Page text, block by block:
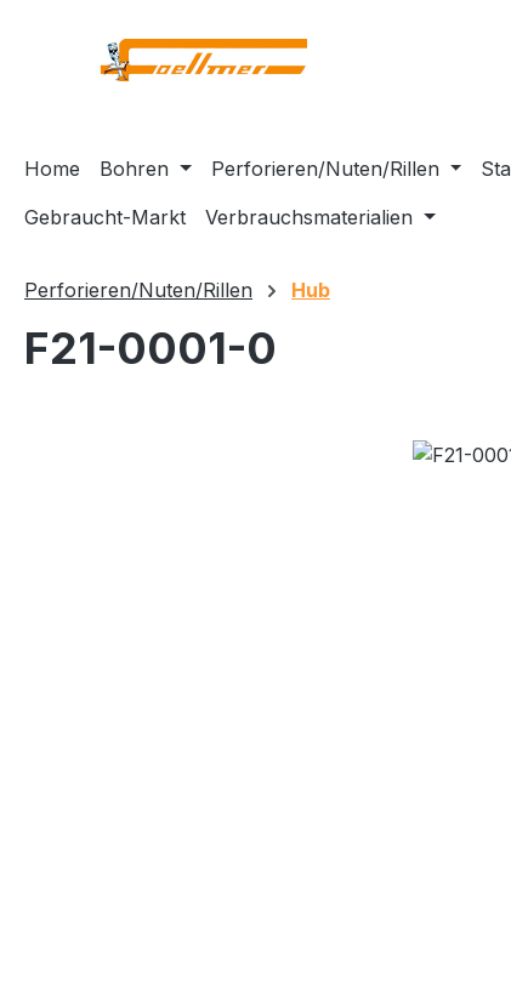
Home Bohren Perforieren/Nuten/Rillen
Gebraucht-Markt
Verbrauchsmaterialien
Perforieren/Nuten/Rillen Hub
F21-0001-0